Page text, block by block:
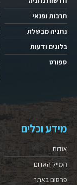
תרבות ופנאי
נתניה מבשלת
בלוגים ודעות
ספורט
מידע וכלים
אודות
המייל האדום
פרסום באתר